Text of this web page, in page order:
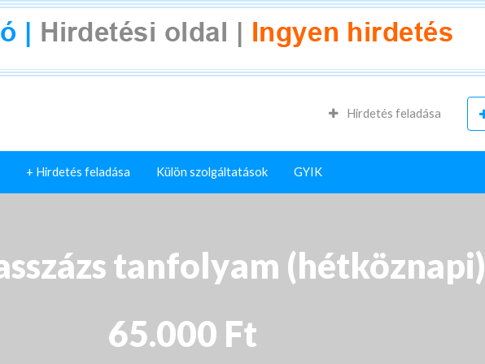
Hirdetés feladása
+ Hirdetés feladása Külön szolgáltatások GYIK
tanfolyam (hétköznapi)
65.000 Ft